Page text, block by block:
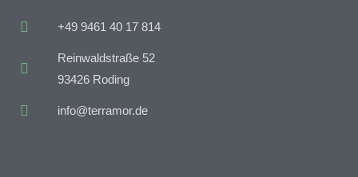
+49 9461 40 17 814
Reinwaldstraße 52
93426 Roding
info@terramor.de